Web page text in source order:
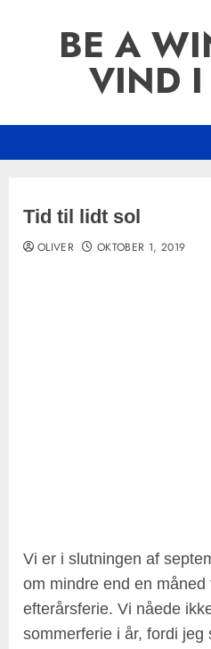
BE A
VIND I
Tid til lidt sol
OLIVER OKTOBER 1, 2019
Vi er i slutningen af
om mindre end en
efterårsferie. Vi nåede
sommerferie i år, fordi jeg